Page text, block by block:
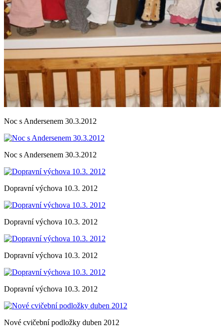
Noc s Andersenem 30.3.2012
Noc s Andersenem 30.3.2012
Dopravní výchova 10.3. 2012
Dopravní výchova 10.3. 2012
Dopravní výchova 10.3. 2012
Dopravní výchova 10.3. 2012
Nové cvičební podložky duben 2012